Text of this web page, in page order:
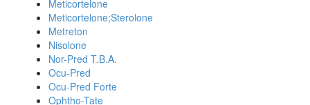
Meticortelone
Meticortelone;Sterolone
Metreton
Nisolone
Nor-Pred T.B.A.
Ocu-Pred
Ocu-Pred Forte
Ophtho-Tate